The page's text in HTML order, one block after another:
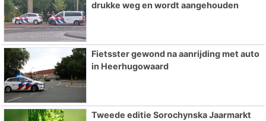
drukke weg en wordt aangehouden
Fietsster gewond na aanrijding met auto
in Heerhugowaard
Tweede editie Sorochynska Jaarmarkt